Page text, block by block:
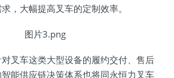
，大幅提高叉车的定制效率。
叉车这类大型设备的履约交付、售后
能供应链决策体系也将同永恒力叉车